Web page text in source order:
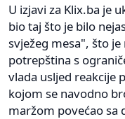
U izjavi za Klix.ba je
bio taj što je bilo
svježeg mesa", što
potrepština s
vlada usljed reakcije
kojom se navodno
maržom povećao sa